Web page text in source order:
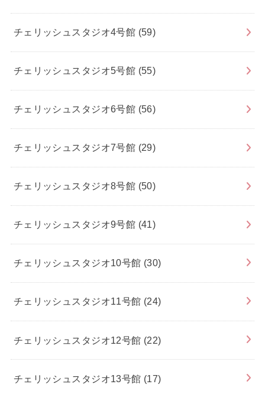
チェリッシュスタジオ4号館 (59)
チェリッシュスタジオ5号館 (55)
チェリッシュスタジオ6号館 (56)
チェリッシュスタジオ7号館 (29)
チェリッシュスタジオ8号館 (50)
チェリッシュスタジオ9号館 (41)
チェリッシュスタジオ10号館 (30)
チェリッシュスタジオ11号館 (24)
チェリッシュスタジオ12号館 (22)
チェリッシュスタジオ13号館 (17)